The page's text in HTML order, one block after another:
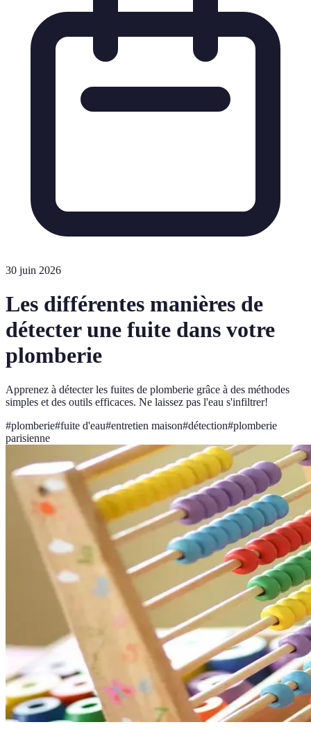
30 juin 2026
Les différentes manières de
détecter une fuite dans votre
plomberie
Apprenez à détecter les fuites de plomberie grâce à des méthodes
simples et des outils efficaces. Ne laissez pas l'eau s'infiltrer!
#plomberie#fuite d'eau#entretien maison#détection#plomberie
parisienne